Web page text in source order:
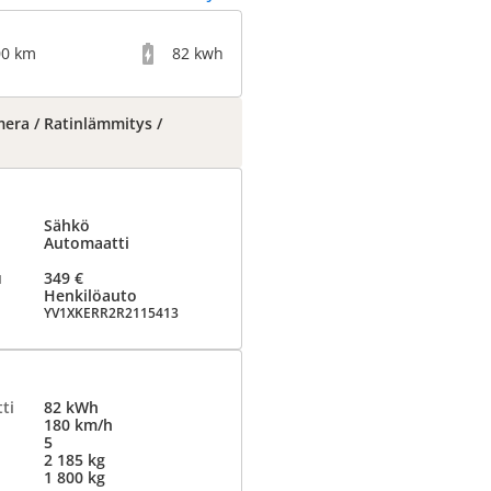
km 82 kwh
/ Ratinlämmitys /
Sähkö
Automaatti
349 €
Henkilöauto
YV1XKERR2R2115413
82 kWh
180 km/h
5
2 185 kg
1 800 kg